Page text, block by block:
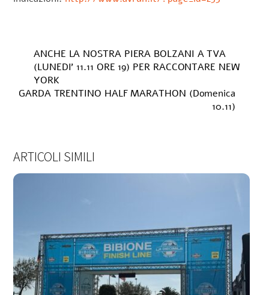
ANCHE LA NOSTRA PIERA BOLZANI A TVA
(LUNEDI’ 11.11 ORE 19) PER RACCONTARE NEW
YORK
GARDA TRENTINO HALF MARATHON (Domenica
10.11)
ARTICOLI SIMILI